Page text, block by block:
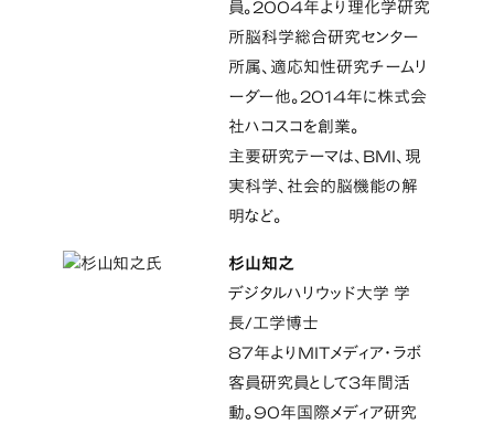
員。2004年より理化学研究
所脳科学総合研究センター
所属、適応知性研究チームリ
ーダー他。2014年に株式会
社ハコスコを創業。
主要研究テーマは、BMI、現
実科学、社会的脳機能の解
明など。
杉山知之
デジタルハリウッド大学 学
長/工学博士
87年よりMITメディア・ラボ
客員研究員として3年間活
動。90年国際メディア研究